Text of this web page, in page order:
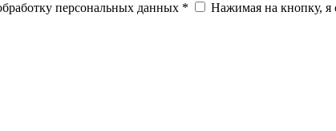
персональных данных *
Нажимая на кнопку, я